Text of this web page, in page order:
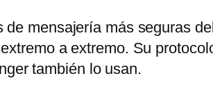
mensajería más seguras
a extremo. Su
también lo usan.